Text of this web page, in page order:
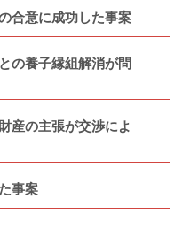
合意に成功した事案
の養子縁組解消が問
産の主張が交渉によ
事案